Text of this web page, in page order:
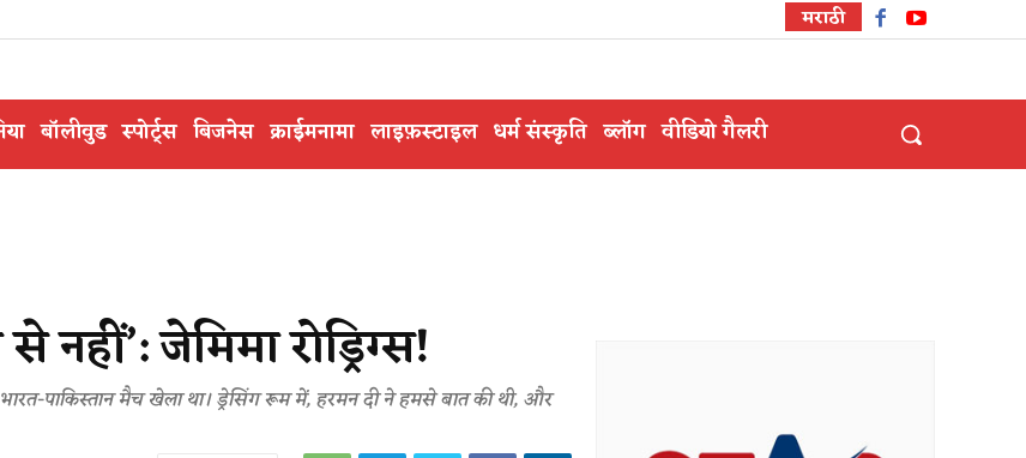
मराठी
बॉलीवुड स्पोर्ट्स बिजनेस क्राईमनामा लाइफ़स्टाइल धर्म संस्कृति ब्लॉग वीडियो गैलरी
नहीं’: जेमिमा रोड्रिग्स!
पाकिस्तान मैच खेला था। ड्रेसिंग रूम में, हरमन दी ने हमसे बात की थी, और